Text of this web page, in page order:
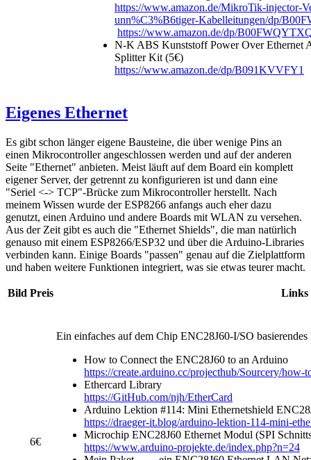
https://www.amazon.de/MikroTik-injector-
unn%C3%B6tiger-Kabelleitungen/dp/
https://www.amazon.de/dp/
N-K ABS Kunststoff Power Over Ethernet
Splitter Kit (5€)
https://www.amazon.de/dp/B091KVVFY1
Eigenes Ethernet
Es gibt schon länger eigene Bausteine, die über wenige Pins an
einen Mikrocontroller angeschlossen werden und auf der anderen
Seite "Ethernet" anbieten. Meist läuft auf dem Board ein komplett
eigener Server, der getrennt zu konfigurieren ist und dann eine
"Seriel <-> TCP"-Brücke zum Mikrocontroller herstellt. Nach
meinem Wissen wurde der ESP8266 anfangs auch eher dazu
genutzt, einen Arduino und andere Boards mit WLAN zu versehen.
Aus der Zeit gibt es auch die "Ethernet Shields", die man natürlich
genauso mit einem ESP8266/ESP32 und über die Arduino-Libraries
verbinden kann. Einige Boards "passen" genau auf die Zielplattform
und haben weitere Funktionen integriert, was sie etwas teurer macht.
Bild Preis Links
6€
Ein einfaches auf dem Chip ENC28J60-I/SO
How to Connect the ENC28J60 to an Arduino
https://create.arduino.cc/projecthub/Sourcery/
Ethercard Library
https://GitHub.com/njh/EtherCard
Arduino Lektion #114: Mini Ethernetshield
https://draeger-it.blog/arduino-lektion-114-mini-
Microchip ENC28J60 Ethernet Modul (SPI
https://www.arduino-projekte.de/index.php?n=24